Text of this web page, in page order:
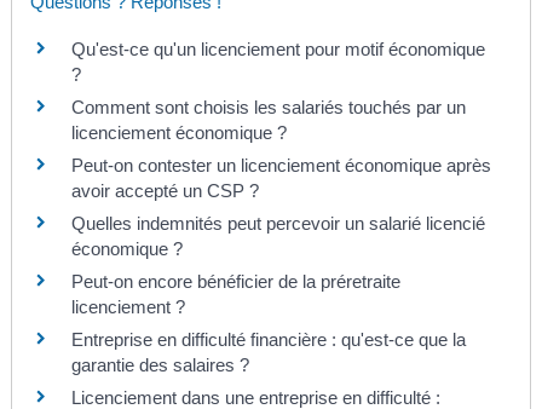
Qu'est-ce qu'un licenciement pour motif économique
?
Comment sont choisis les salariés touchés par un
licenciement économique ?
Peut-on contester un licenciement économique après
avoir accepté un CSP ?
Quelles indemnités peut percevoir un salarié licencié
économique ?
Peut-on encore bénéficier de la préretraite
licenciement ?
Entreprise en difficulté financière : qu'est-ce que la
garantie des salaires ?
Licenciement dans une entreprise en difficulté :